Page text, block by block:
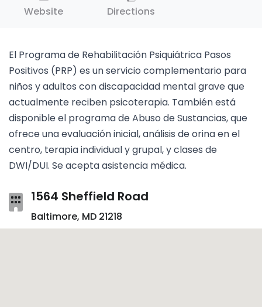
Website Directions
El Programa de Rehabilitación Psiquiátrica Pasos
Positivos (PRP) es un servicio complementario para
niños y adultos con discapacidad mental grave que
actualmente reciben psicoterapia. También está
disponible el programa de Abuso de Sustancias, que
ofrece una evaluación inicial, análisis de orina en el
centro, terapia individual y grupal, y clases de
DWI/DUI. Se acepta asistencia médica.
1564 Sheffield Road
Baltimore, MD 21218